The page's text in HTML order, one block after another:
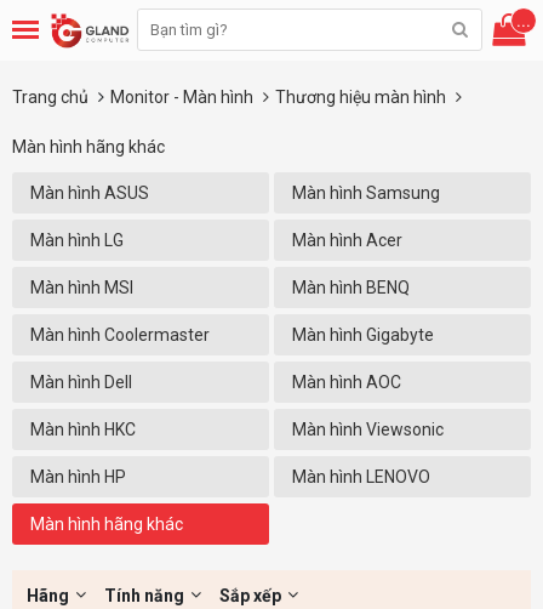
...
Trang chủ Monitor - Màn hình Thương hiệu màn hình
Màn hình hãng khác
Màn hình ASUS Màn hình Samsung
Màn hình LG Màn hình Acer
Màn hình MSI Màn hình BENQ
Màn hình Coolermaster Màn hình Gigabyte
Màn hình Dell Màn hình AOC
Màn hình HKC Màn hình Viewsonic
Màn hình HP Màn hình LENOVO
Màn hình hãng khác
Hãng Tính năng Sắp xếp